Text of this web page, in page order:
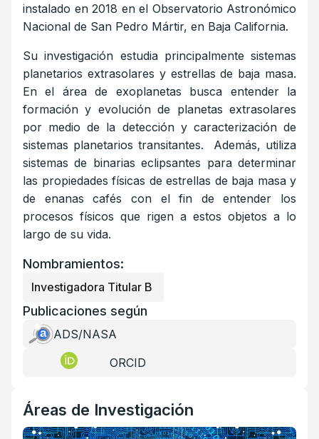
instalado en 2018 en el Observatorio Astronómico
Nacional de San Pedro Mártir, en Baja California.
Su investigación estudia principalmente sistemas
planetarios extrasolares y estrellas de baja masa.
En el área de exoplanetas busca entender la
formación y evolución de planetas extrasolares
por medio de la detección y caracterización de
sistemas planetarios transitantes. Además, utiliza
sistemas de binarias eclipsantes para determinar
las propiedades físicas de estrellas de baja masa y
de enanas cafés con el fin de entender los
procesos físicos que rigen a estos objetos a lo
largo de su vida.
Nombramientos:
Investigadora Titular B
Publicaciones según
ADS/NASA
ORCID
Áreas de Investigación